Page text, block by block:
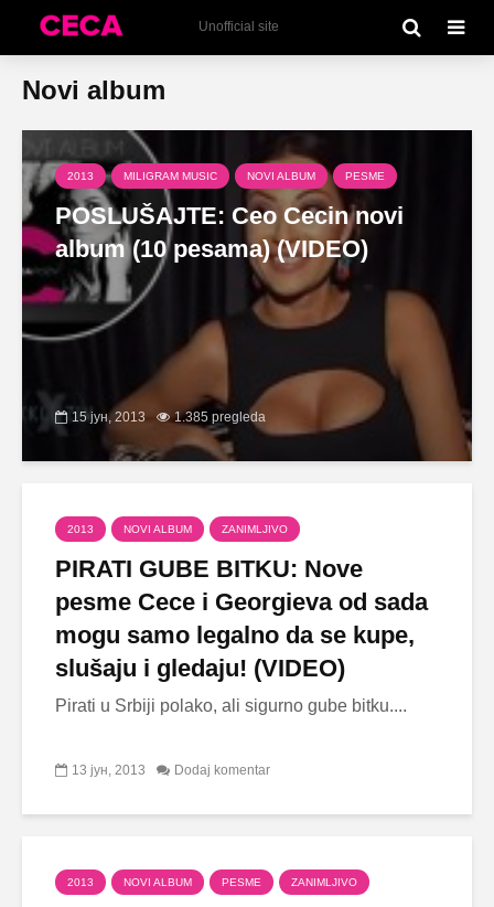
Unofficial site
Novi album
2013 MILIGRAM MUSIC NOVI ALBUM PESME
POSLUŠAJTE: Ceo Cecin novi
album (10 pesama) (VIDEO)
15 јун, 2013 1.385 pregleda
2013 NOVI ALBUM ZANIMLJIVO
PIRATI GUBE BITKU: Nove
pesme Cece i Georgieva od sada
mogu samo legalno da se kupe,
slušaju i gledaju! (VIDEO)
Pirati u Srbiji polako, ali sigurno gube bitku....
13 јун, 2013 Dodaj komentar
2013 NOVI ALBUM PESME ZANIMLJIVO